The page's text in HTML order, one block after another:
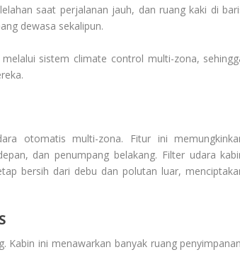
saat perjalanan jauh, dan ruang kaki di
dewasa sekalipun.
sistem climate control multi-zona,
otomatis multi-zona. Fitur ini
dan penumpang belakang. Filter udara
bersih dari debu dan polutan luar,
ini menawarkan banyak ruang